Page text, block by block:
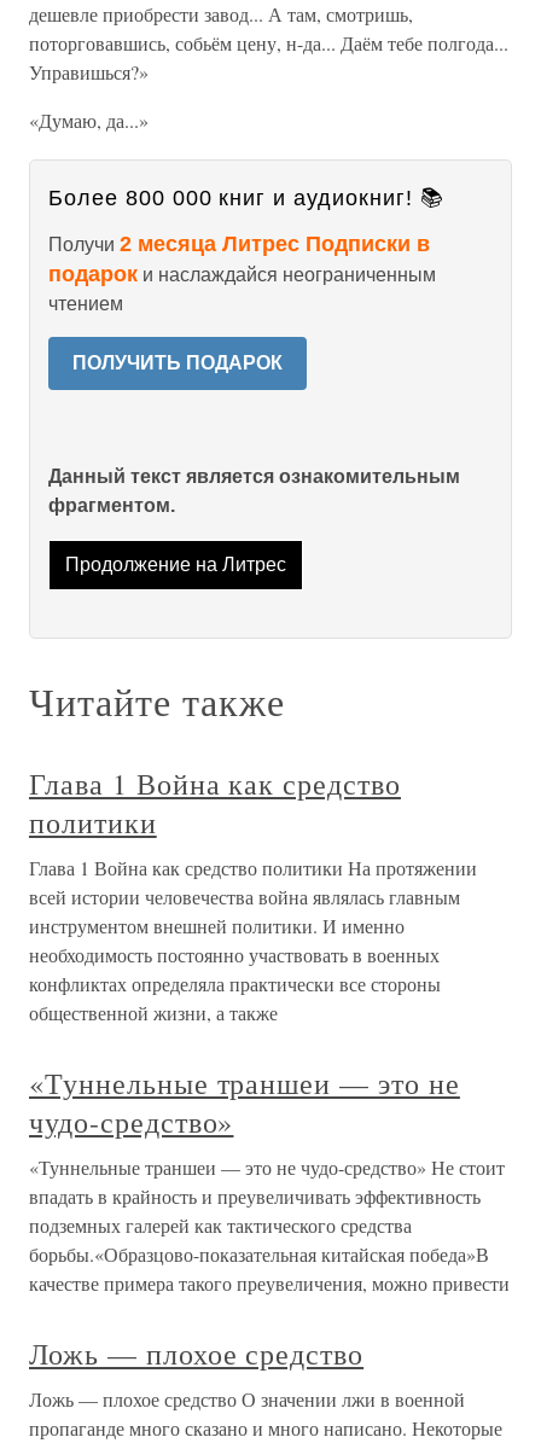
дешевле приобрести завод... А там, смотришь,
поторговавшись, собьём цену, н-да... Даём тебе полгода...
Управишься?»
«Думаю, да...»
Более 800 000 книг и аудиокниг! 📚
Получи 2 месяца Литрес Подписки в
подарок и наслаждайся неограниченным
чтением
ПОЛУЧИТЬ ПОДАРОК
Данный текст является ознакомительным
фрагментом.
Продолжение на Литрес
Читайте также
Глава 1 Война как средство
политики
Глава 1 Война как средство политики На протяжении
всей истории человечества война являлась главным
инструментом внешней политики. И именно
необходимость постоянно участвовать в военных
конфликтах определяла практически все стороны
общественной жизни, а также
«Туннельные траншеи — это не
чудо-средство»
«Туннельные траншеи — это не чудо-средство» Не стоит
впадать в крайность и преувеличивать эффективность
подземных галерей как тактического средства
борьбы.«Образцово-показательная китайская победа»В
качестве примера такого преувеличения, можно привести
Ложь — плохое средство
Ложь — плохое средство О значении лжи в военной
пропаганде много сказано и много написано. Некоторые